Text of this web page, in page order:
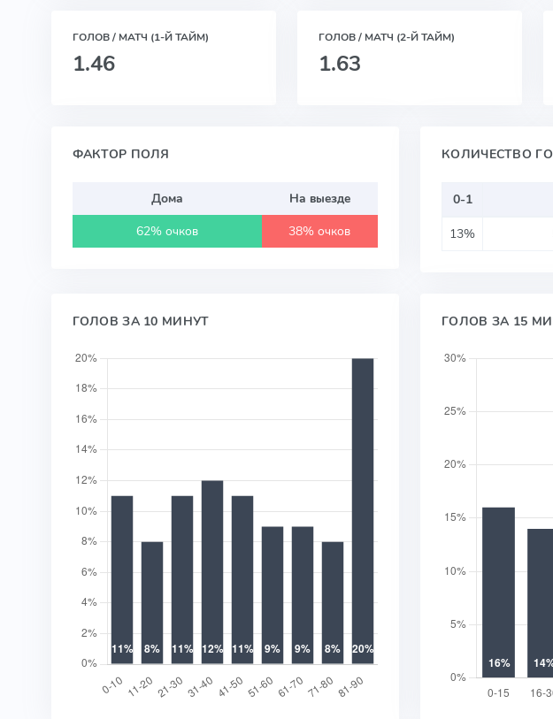
ГОЛОВ / МАТЧ (1-Й ТАЙМ)
1.46
ГОЛОВ / МАТЧ (2-Й ТАЙМ)
1.63
ФАКТОР ПОЛЯ
Дома
На выезде
62% очков
38% очков
КОЛИЧЕСТВО
0-1
13%
ГОЛОВ ЗА 10 МИНУТ ГОЛОВ ЗА 15